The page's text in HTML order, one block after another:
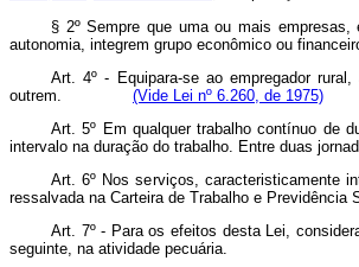
§ 2º Sempre que uma ou mais
autonomia, integrem grupo econômico ou
Art. 4º - Equipara-se ao empregador
outrem. (Vide Lei nº 6.260, de 1975)
Art. 5º Em qualquer trabalho contínuo de
intervalo na duração do trabalho. Entre duas
Art. 6º Nos serviços, caracteristicamente
ressalvada na Carteira de Trabalho e Previdência
Art. 7º - Para os efeitos desta Lei,
seguinte, na atividade pecuária.